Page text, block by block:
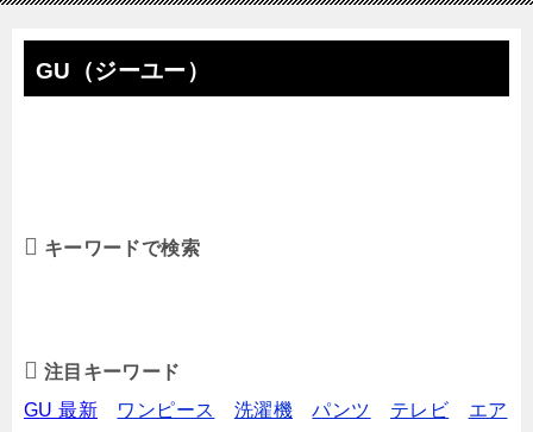
GU（ジーユー）
キーワードで検索
注目キーワード
GU 最新
ワンピース 洗濯機 パンツ テレビ
エア